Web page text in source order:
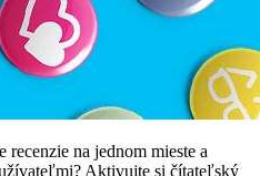
na jednom mieste a
Aktivujte si čítateľský